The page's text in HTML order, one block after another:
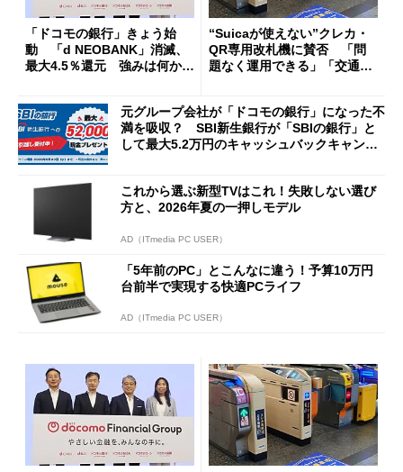
「ドコモの銀行」きょう始
動 「d NEOBANK」消滅、
最大4.5％還元 強みは何か解
“Suicaが使えない”クレカ・
QR専用改札機に賛否 「問
題なく運用できる」「交通系I
元グループ会社が「ドコモの銀行」になった不
満を吸収？ SBI新生銀行が「SBIの銀行」と
して最大5.2万円のキャッシュバックキャンペ
これから選ぶ新型TVはこれ！失敗しない選び
方と、2026年夏の一押しモデル
AD（ITmedia PC USER）
「5年前のPC」とこんなに違う！予算10万円
台前半で実現する快適PCライフ
AD（ITmedia PC USER）